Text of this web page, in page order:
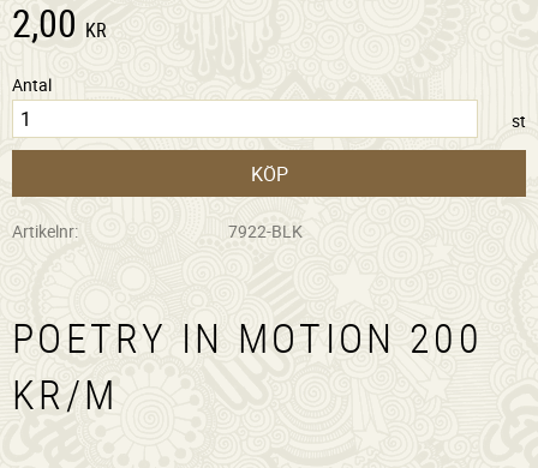
2,00 KR
Antal
st
KÖP
Artikelnr 7922-BLK
POETRY IN MOTION 200
KR/M